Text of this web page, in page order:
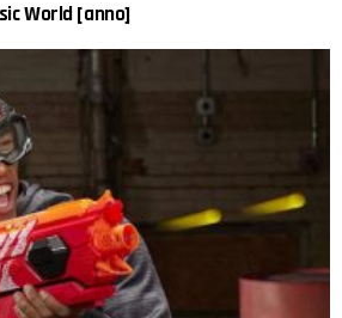
World [anno]